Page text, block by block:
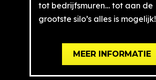
tot bedrijfsmuren… tot aan de
grootste silo’s alles is mogelijk!
MEER INFORMATIE